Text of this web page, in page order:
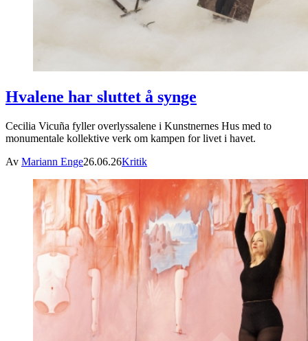
Hvalene har sluttet å synge
Cecilia Vicuña fyller overlyssalene i Kunstnernes Hus med to
monumentale kollektive verk om kampen for livet i havet.
Av Mariann Enge26.06.26Kritik